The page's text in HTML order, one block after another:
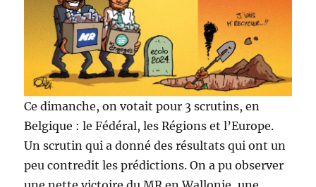
Ce dimanche, on votait pour 3 scrutins, en
Belgique : le Fédéral, les Régions et l’Europe.
Un scrutin qui a donné des résultats qui ont un
peu contredit les prédictions. On a pu observer